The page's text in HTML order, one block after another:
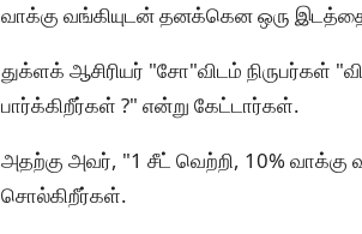
வாக்கு வங்கியுடன் தனக்கென ஒரு
துக்ளக் ஆசிரியர் "சோ"விடம் நிருபர்கள்
பார்க்கிறீர்கள் ?" என்று கேட்டார்கள்.
அதற்கு அவர், "1 சீட் வெற்றி, 10%
சொல்கிறீர்கள்.